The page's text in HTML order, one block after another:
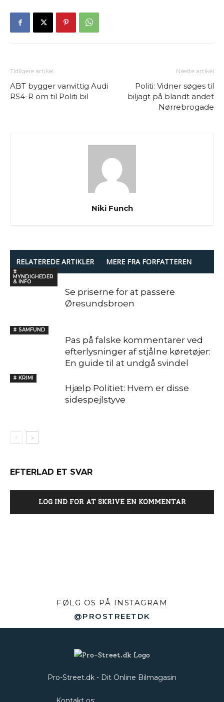
Tidligere artikel
ABT bygger vanvittig Audi
RS4-R om til Politi bil
Næste artikel
Politi: Vidner søges til
biljagt på blandt andet
Nørrebrogade
Niki Funch
RELATEREDE ARTIKLER MERE FRA FORFATTEREN
#
MYNDIGHEDER
& INFO
Se priserne for at passere
Øresundsbroen
# SAMFUND
Pas på falske kommentarer ved
efterlysninger af stjålne køretøjer:
En guide til at undgå svindel
# KRIMI
Hjælp Politiet: Hvem er disse
sidespejlstyve
EFTERLAD ET SVAR
LOG IND FOR AT SKRIVE EN KOMMENTAR
FØLG OS PÅ INSTAGRAM
@PROSTREETDK
Pro-Street.dk - Dit Online Bilmagasin